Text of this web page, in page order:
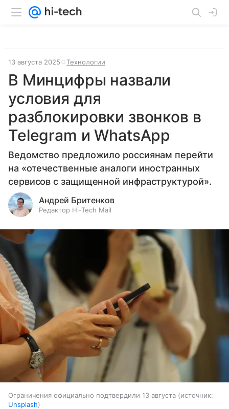
13 августа 2025 Технологии
В Минцифры назвали
условия для
разблокировки звонков в
Telegram и WhatsApp
Ведомство предложило россиянам перейти
на «отечественные аналоги иностранных
сервисов с защищенной инфраструктурой».
Андрей Бритенков
Редактор Hi-Tech Mail
Ограничения официально подтвердили 13 августа
источник:
Unsplash